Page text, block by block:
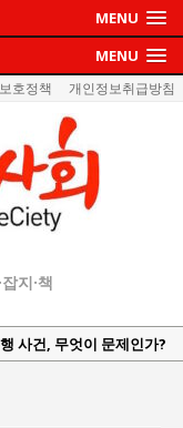
MENU
MENU
호정책 개인정보취급방침
지·책
사건, 무엇이 문제인가?